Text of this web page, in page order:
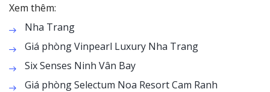
Xem thêm:
Nha Trang
Giá phòng Vinpearl Luxury Nha Trang
Six Senses Ninh Vân Bay
Giá phòng Selectum Noa Resort Cam Ranh